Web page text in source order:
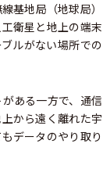
基地局（地球局）
衛星と地上の端末
ルがない場所での
ある一方で、通信
から遠く離れた宇
データのやり取り